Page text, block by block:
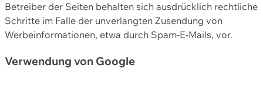
Betreiber der Seiten behalten sich ausdrücklich rechtliche
Schritte im Falle der unverlangten Zusendung von
Werbeinformationen, etwa durch Spam-E-Mails, vor.
Verwendung von Google